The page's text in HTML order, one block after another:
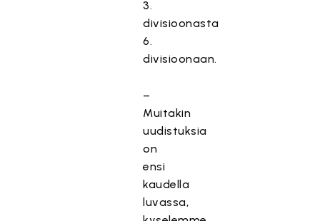
3.
divisioonasta
6.
divisioonaan.
–
Muitakin
uudistuksia
on
ensi
kaudella
luvassa,